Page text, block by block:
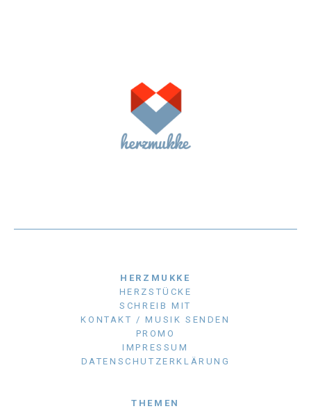
HERZMUKKE
HERZSTÜCKE
SCHREIB MIT
KONTAKT / MUSIK SENDEN
PROMO
IMPRESSUM
DATENSCHUTZERKLÄRUNG
THEMEN